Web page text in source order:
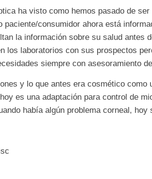
ha visto como hemos pasado de
consumidor ahora está
la información sobre su salud antes
los laboratorios con sus prospectos
siempre con asesoramiento
y lo que antes era cosmético como
es una adaptación para control de
había algún problema corneal, hoy